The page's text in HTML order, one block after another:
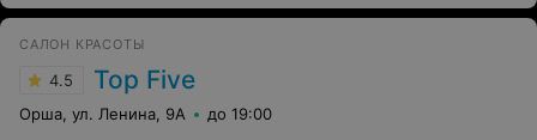
САЛОН КРАСОТЫ
4.5 Top Five
Орша, ул. Ленина, 9А до 19:00